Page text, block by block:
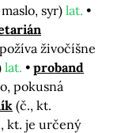
syr) lat.
živočíšne
lat.
proband
pokusná
(č., kt.
kt. je určený